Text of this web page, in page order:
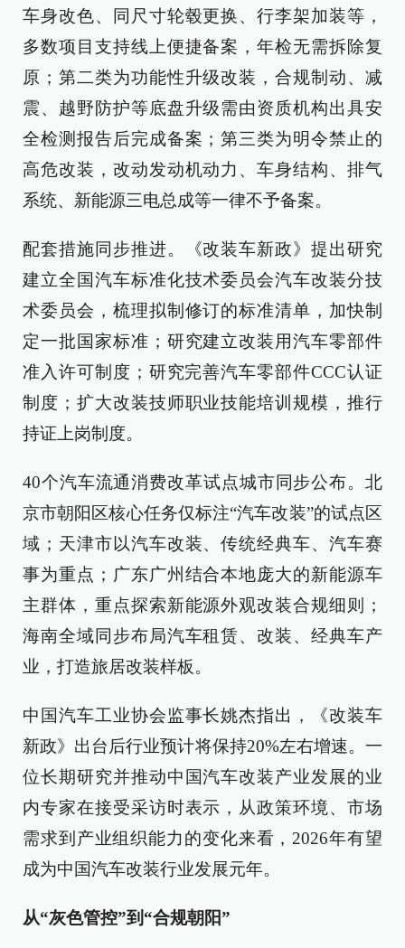
车身改色、同尺寸轮毂更换、行李架加装等，
多数项目支持线上便捷备案，年检无需拆除复
原；第二类为功能性升级改装，合规制动、减
震、越野防护等底盘升级需由资质机构出具安
全检测报告后完成备案；第三类为明令禁止的
高危改装，改动发动机动力、车身结构、排气
系统、新能源三电总成等一律不予备案。
配套措施同步推进。《改装车新政》提出研究
建立全国汽车标准化技术委员会汽车改装分技
术委员会，梳理拟制修订的标准清单，加快制
定一批国家标准；研究建立改装用汽车零部件
准入许可制度；研究完善汽车零部件CCC认证
制度；扩大改装技师职业技能培训规模，推行
持证上岗制度。
40个汽车流通消费改革试点城市同步公布。北
京市朝阳区核心任务仅标注“汽车改装”的试点区
域；天津市以汽车改装、传统经典车、汽车赛
事为重点；广东广州结合本地庞大的新能源车
主群体，重点探索新能源外观改装合规细则；
海南全域同步布局汽车租赁、改装、经典车产
业，打造旅居改装样板。
中国汽车工业协会监事长姚杰指出，《改装车
新政》出台后行业预计将保持20%左右增速。一
位长期研究并推动中国汽车改装产业发展的业
内专家在接受采访时表示，从政策环境、市场
需求到产业组织能力的变化来看，2026年有望
成为中国汽车改装行业发展元年。
从“灰色管控”到“合规朝阳”